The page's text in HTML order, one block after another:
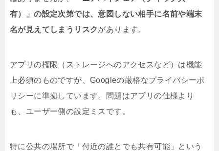
有）」の設定次第では、意図しない相手に名前や端末
名が見えてしまうリスクがあります。
アプリの権限（ストレージへのアクセスなど）は機能
上必須のものですが、Googleの厳格なプライバシーポ
リシーに準拠しています。問題はアプリの仕様より
も、ユーザー側の設定ミスです。
特に公共の場所で「付近の誰とでも共有可能」という